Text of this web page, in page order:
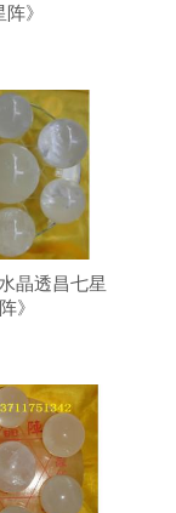
阵》
晶透昌七星
阵》